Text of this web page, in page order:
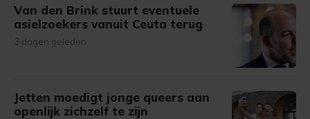
Van den Brink stuurt eventuele
asielzoekers vanuit Ceuta terug
3 dagen geleden
Jetten moedigt jonge queers aan
openlijk zichzelf te zijn